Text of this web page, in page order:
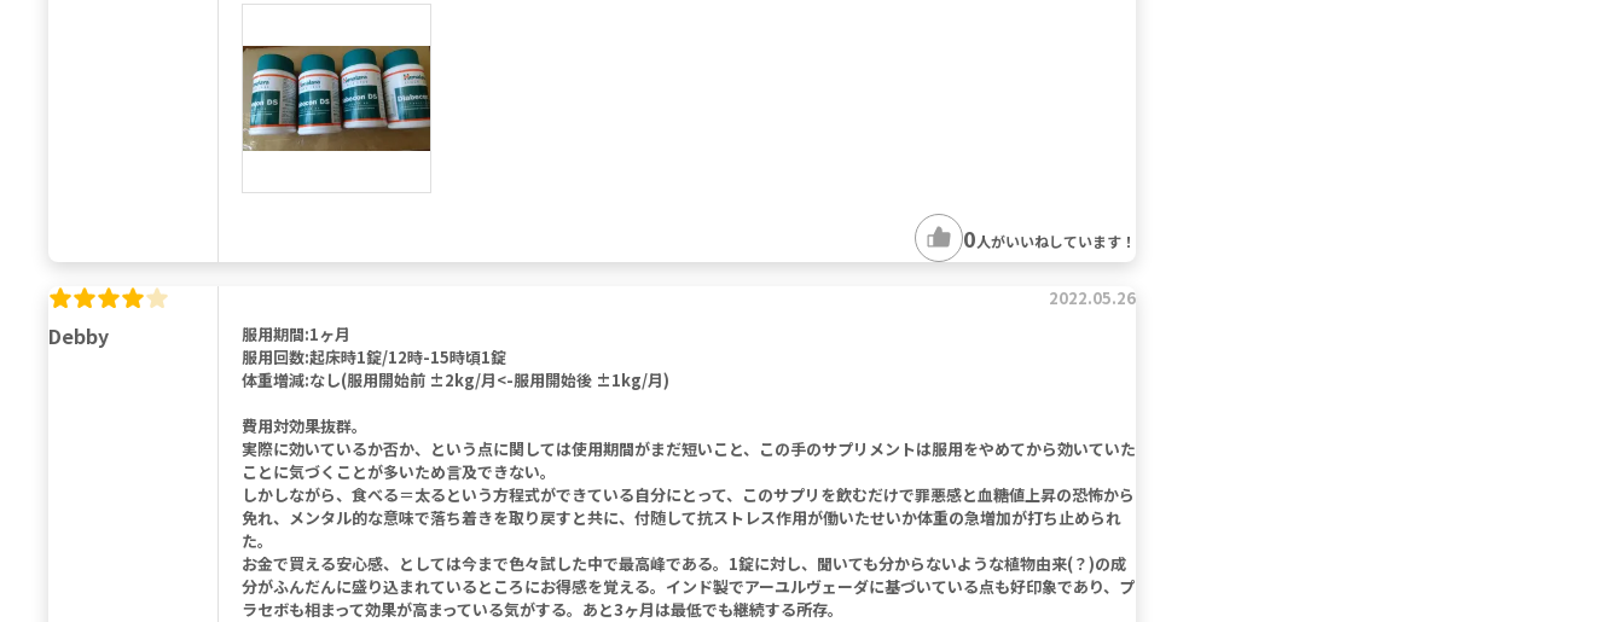
0人がいいねしています！
Debby
2022.05.26
服用期間:1ヶ月
服用回数:起床時1錠/12時-15時頃1錠
体重増減:なし(服用開始前 ±2kg/月<-服用開始後 ±1kg/月)
費用対効果抜群。
実際に効いているか否か、という点に関しては使用期間がまだ短いこと、この手のサプリメントは服用をやめてから効いていた
ことに気づくことが多いため言及できない。
しかしながら、食べる＝太るという方程式ができている自分にとって、このサプリを飲むだけで罪悪感と血糖値上昇の恐怖から
免れ、メンタル的な意味で落ち着きを取り戻すと共に、付随して抗ストレス作用が働いたせいか体重の急増加が打ち止められ
た。
お金で買える安心感、としては今まで色々試した中で最高峰である。1錠に対し、聞いても分からないような植物由来(？)の成
分がふんだんに盛り込まれているところにお得感を覚える。インド製でアーユルヴェーダに基づいている点も好印象であり、プ
ラセボも相まって効果が高まっている気がする。あと3ヶ月は最低でも継続する所存。